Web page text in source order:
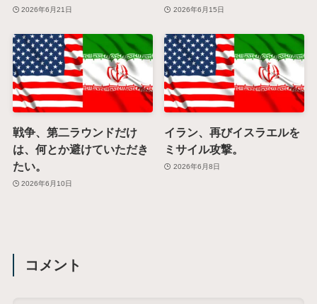
2026年6月21日 2026年6月15日
戦争、第二ラウンドだけ
は、何とか避けていただき
たい。
2026年6月10日
イラン、再びイスラエルを
ミサイル攻撃。
2026年6月8日
コメント